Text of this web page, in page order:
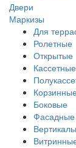
Двери
Маркизы
Для
Ролетные
Открытые
Кассетные
Боковые
Фасадные